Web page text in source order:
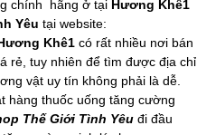
chính
hãng ở tại Hương Khê1
Yêu tại website:
Khê1 có rất nhiều nơi bán
rẻ, tuy nhiên để tìm được địa chỉ
vật uy tín không phải là dễ.
hàng thuốc uống tăng cường
Thế Giới Tình Yêu đi đầu